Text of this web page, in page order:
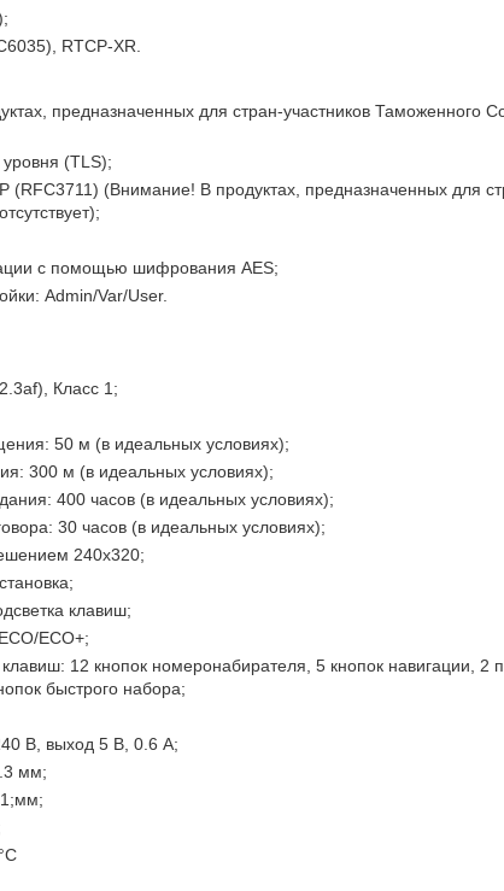
RTCP-XR.
предназначенных для стран-участников Таможенного
уровня (TLS);
(RFC3711) (Внимание! В продуктах, предназначенных для
с помощью шифрования AES;
Admin/Var/User.
Класс 1;
50 м (в идеальных условиях);
300 м (в идеальных условиях);
400 часов (в идеальных условиях);
30 часов (в идеальных условиях);
240х320;
клавиш;
ECO+;
клавиш: 12 кнопок номеронабирателя, 5 кнопок навигации, 2
быстрого набора;
В, выход 5 В, 0.6 А;
мм;